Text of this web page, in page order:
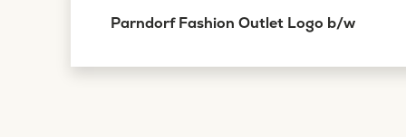
Parndorf Fashion Outlet Logo b/w